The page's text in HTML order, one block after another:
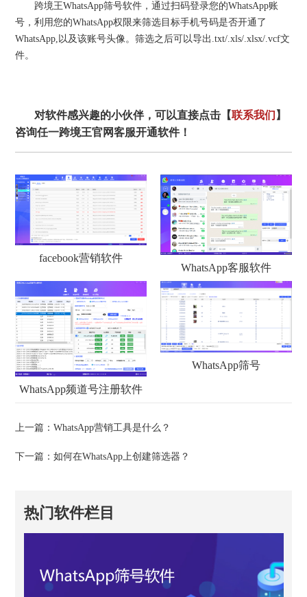
跨境王WhatsApp筛号软件，通过扫码登录您的WhatsApp账
号，利用您的WhatsApp权限来筛选目标手机号码是否开通了
WhatsApp,以及该账号头像。筛选之后可以导出.txt/.xls/.xlsx/.vcf文
件。
对软件感兴趣的小伙伴，可以直接点击【联系我们 】
咨询任一跨境王官网客服开通软件！
facebook营销软件
WhatsApp客服软件
WhatsApp频道号注册软件
WhatsApp筛号
上一篇：WhatsApp营销工具是什么？
下一篇：如何在WhatsApp上创建筛选器？
热门软件栏目